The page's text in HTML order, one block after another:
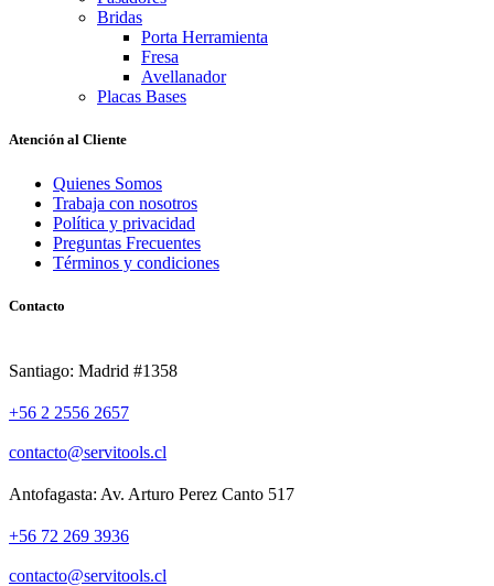
Bridas
Porta Herramienta
Fresa
Avellanador
Placas Bases
Atención al Cliente
Quienes Somos
Trabaja con nosotros
Política y privacidad
Preguntas Frecuentes
Términos y condiciones
Contacto
Santiago: Madrid #1358
+56 2 2556 2657
contacto@servitools.cl
Antofagasta: Av. Arturo Perez Canto 517
+56 72 269 3936
contacto@servitools.cl